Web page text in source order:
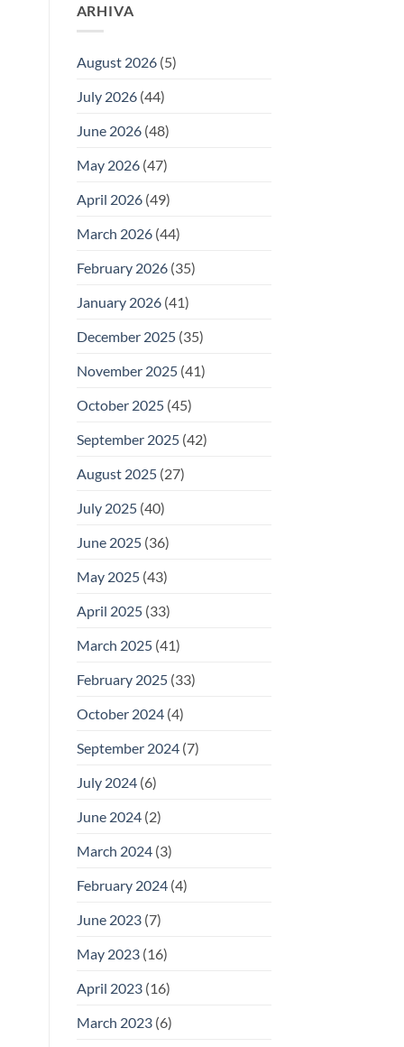
ARHIVA
August 2026(5)
July 2026(44)
June 2026(48)
May 2026(47)
April 2026(49)
March 2026(44)
February 2026(35)
January 2026(41)
December 2025(35)
November 2025(41)
October 2025(45)
September 2025(42)
August 2025(27)
July 2025(40)
June 2025(36)
May 2025(43)
April 2025(33)
March 2025(41)
February 2025(33)
October 2024(4)
September 2024(7)
July 2024(6)
June 2024(2)
March 2024(3)
February 2024(4)
June 2023(7)
May 2023(16)
April 2023(16)
March 2023(6)